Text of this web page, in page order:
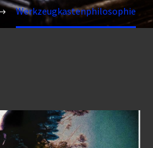
Werkzeugkastenphilosophie